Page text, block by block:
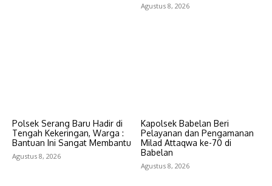
Agustus 8, 2026
Polsek Serang Baru Hadir di
Tengah Kekeringan, Warga :
Bantuan Ini Sangat Membantu
Agustus 8, 2026
Kapolsek Babelan Beri
Pelayanan dan Pengamanan
Milad Attaqwa ke-70 di
Babelan
Agustus 8, 2026